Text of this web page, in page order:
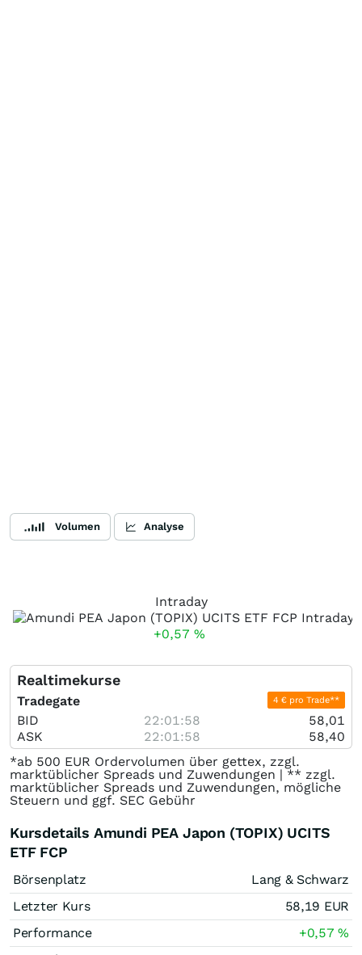
Volumen Analyse
Intraday
+0,57 %
Realtimekurse
Tradegate 4 € pro Trade**
BID 22:01:58
58,01
ASK
22:01:58
58,40
*ab 500 EUR Ordervolumen über gettex, zzgl.
marktüblicher Spreads und Zuwendungen | ** zzgl.
marktüblicher Spreads und Zuwendungen, mögliche
Steuern und ggf. SEC Gebühr
Kursdetails Amundi PEA Japon (TOPIX) UCITS
ETF FCP
Börsenplatz
Lang & Schwarz
Letzter Kurs
58,19 EUR
Performance
+0,57%